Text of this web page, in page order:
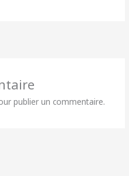
publier un commentaire.